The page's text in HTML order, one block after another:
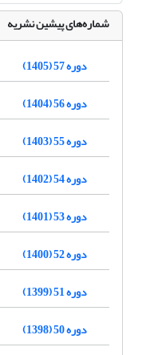
شماره‌های پیشین نشریه
دوره 57 (1405)
دوره 56 (1404)
دوره 55 (1403)
دوره 54 (1402)
دوره 53 (1401)
دوره 52 (1400)
دوره 51 (1399)
دوره 50 (1398)